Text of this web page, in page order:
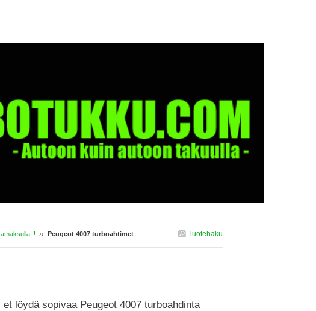
Tuotehaku
›› Peugeot 4007 turboahtimet
löydä sopivaa Peugeot 4007 turboahdinta